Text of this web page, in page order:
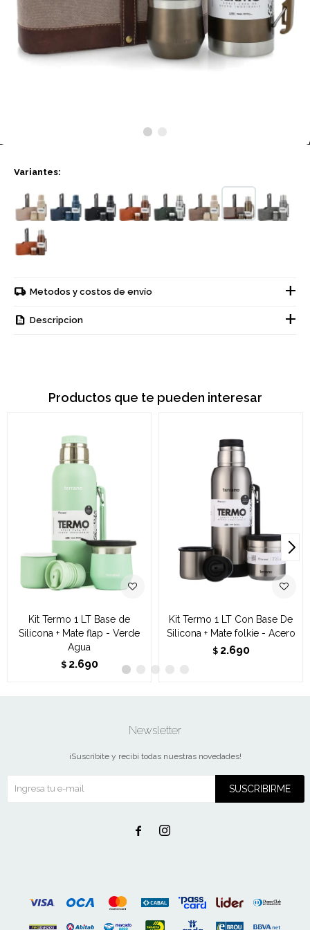
Variantes:
Metodos y costos de envío
Descripcion
Productos que te pueden interesar
Kit Termo 1 LT Base de
Silicona + Mate flap - Verde
Agua
$ 2.690
Kit Termo 1 LT Con Base De
Silicona + Mate folkie - Acero
$ 2.690
Newsletter
¡Suscribite y recibí todas nuestras novedades!
SUSCRIBIRME
 